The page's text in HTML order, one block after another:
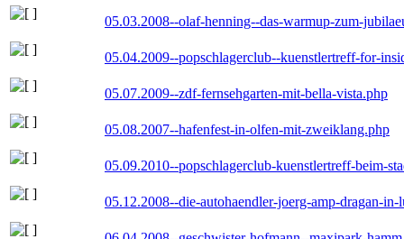
05.03.2008--olaf-henning--das-warmup-zum-
05.04.2009--popschlagerclub--kuenstlertreff-for-
05.07.2009--zdf-fernsehgarten-mit-bella-vista.php
05.08.2007--hafenfest-in-olfen-mit-zweiklang.php
05.09.2010--popschlagerclub-kuenstlertreff-beim-
05.12.2008--die-autohaendler-joerg-amp-dragan-in-